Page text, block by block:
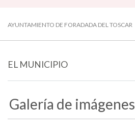
AYUNTAMIENTO DE FORADADA DEL TOSCAR
EL MUNICIPIO
Galería de imágenes